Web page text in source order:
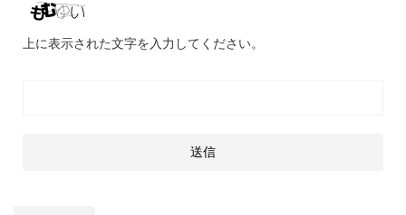
上に表示された文字を入力してください。